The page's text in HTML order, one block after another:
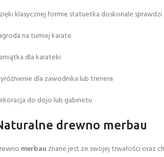
klasycznej formie statuetka doskonale sprawdzi
na turniej karate
dla karateki
dla zawodnika lub trenera
do dojo lub gabinetu
drewno merbau
merbau znane jest ze swojej trwałości oraz